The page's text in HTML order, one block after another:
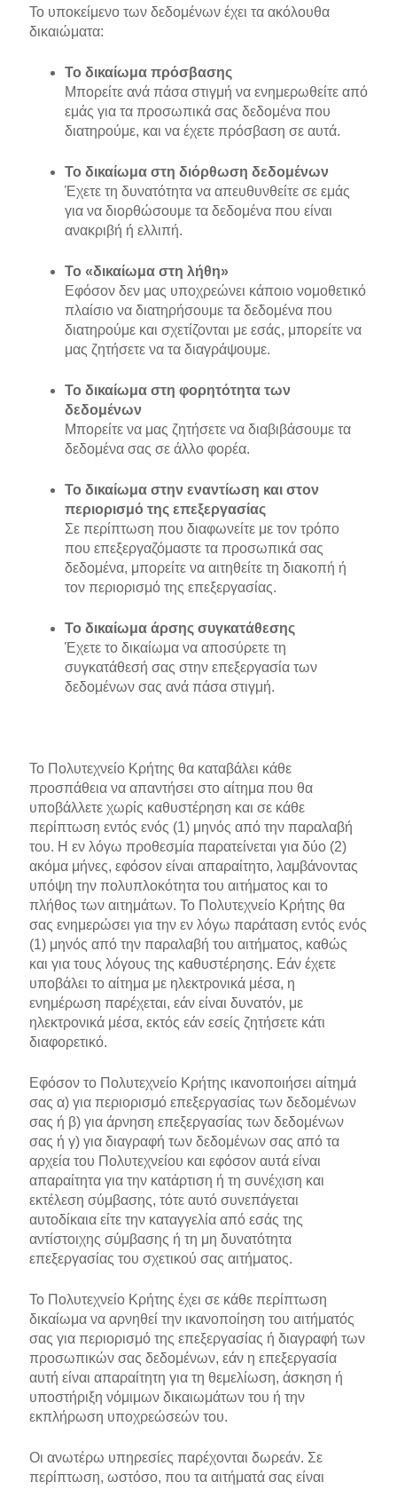
Το υποκείμενο των δεδομένων έχει τα ακόλουθα
δικαιώματα:
Το δικαίωμα πρόσβασης
Μπορείτε ανά πάσα στιγμή να ενημερωθείτε από
εμάς για τα προσωπικά σας δεδομένα που
διατηρούμε, και να έχετε πρόσβαση σε αυτά.
Το δικαίωμα στη διόρθωση δεδομένων
Έχετε τη δυνατότητα να απευθυνθείτε σε εμάς
για να διορθώσουμε τα δεδομένα που είναι
ανακριβή ή ελλιπή.
Το «δικαίωμα στη λήθη»
Εφόσον δεν μας υποχρεώνει κάποιο νομοθετικό
πλαίσιο να διατηρήσουμε τα δεδομένα που
διατηρούμε και σχετίζονται με εσάς, μπορείτε να
μας ζητήσετε να τα διαγράψουμε.
Το δικαίωμα στη φορητότητα των
δεδομένων
Μπορείτε να μας ζητήσετε να διαβιβάσουμε τα
δεδομένα σας σε άλλο φορέα.
Το δικαίωμα στην εναντίωση και στον
περιορισμό της επεξεργασίας
Σε περίπτωση που διαφωνείτε με τον τρόπο
που επεξεργαζόμαστε τα προσωπικά σας
δεδομένα, μπορείτε να αιτηθείτε τη διακοπή ή
τον περιορισμό της επεξεργασίας.
Το δικαίωμα άρσης συγκατάθεσης
Έχετε το δικαίωμα να αποσύρετε τη
συγκατάθεσή σας στην επεξεργασία των
δεδομένων σας ανά πάσα στιγμή.
Το Πολυτεχνείο Κρήτης θα καταβάλει κάθε
προσπάθεια να απαντήσει στο αίτημα που θα
υποβάλλετε χωρίς καθυστέρηση και σε κάθε
περίπτωση εντός ενός (1) μηνός από την παραλαβή
του. Η εν λόγω προθεσμία παρατείνεται για δύο (2)
ακόμα μήνες, εφόσον είναι απαραίτητο, λαμβάνοντας
υπόψη την πολυπλοκότητα του αιτήματος και το
πλήθος των αιτημάτων. Το Πολυτεχνείο Κρήτης θα
σας ενημερώσει για την εν λόγω παράταση εντός ενός
(1) μηνός από την παραλαβή του αιτήματος, καθώς
και για τους λόγους της καθυστέρησης. Εάν έχετε
υποβάλει το αίτημα με ηλεκτρονικά μέσα, η
ενημέρωση παρέχεται, εάν είναι δυνατόν, με
ηλεκτρονικά μέσα, εκτός εάν εσείς ζητήσετε κάτι
διαφορετικό.
Εφόσον το Πολυτεχνείο Κρήτης ικανοποιήσει αίτημά
σας α) για περιορισμό επεξεργασίας των δεδομένων
σας ή β) για άρνηση επεξεργασίας των δεδομένων
σας ή γ) για διαγραφή των δεδομένων σας από τα
αρχεία του Πολυτεχνείου και εφόσον αυτά είναι
απαραίτητα για την κατάρτιση ή τη συνέχιση και
εκτέλεση σύμβασης, τότε αυτό συνεπάγεται
αυτοδίκαια είτε την καταγγελία από εσάς της
αντίστοιχης σύμβασης ή τη μη δυνατότητα
επεξεργασίας του σχετικού σας αιτήματος.
Το Πολυτεχνείο Κρήτης έχει σε κάθε περίπτωση
δικαίωμα να αρνηθεί την ικανοποίηση του αιτήματός
σας για περιορισμό της επεξεργασίας ή διαγραφή των
προσωπικών σας δεδομένων, εάν η επεξεργασία
αυτή είναι απαραίτητη για τη θεμελίωση, άσκηση ή
υποστήριξη νόμιμων δικαιωμάτων του ή την
εκπλήρωση υποχρεώσεών του.
Οι ανωτέρω υπηρεσίες παρέχονται δωρεάν. Σε
περίπτωση, ωστόσο, που τα αιτήματά σας είναι